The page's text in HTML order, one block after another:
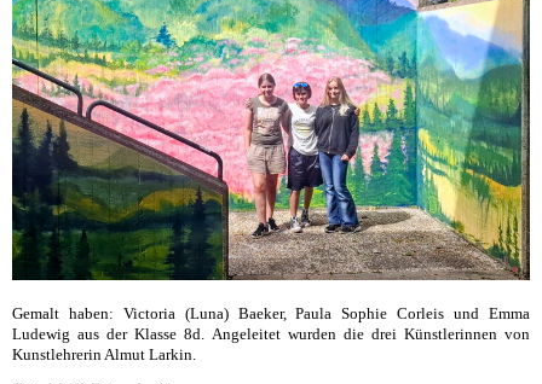
Gemalt haben: Victoria (Luna) Baeker, Paula Sophie Corleis und Emma
Ludewig aus der Klasse 8d. Angeleitet wurden die drei Künstlerinnen von
Kunstlehrerin Almut Larkin.